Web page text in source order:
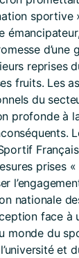
sportive
d’une
reprises
fruits. Les
du
profonde à
Français
prises
nationale
face à
monde du
et